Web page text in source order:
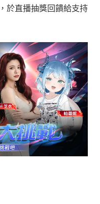
於直播抽獎回饋給支持